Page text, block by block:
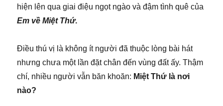
hiện lên qua giai điệu ngọt ngào và đậm tình quê của
Em về Miệt Thứ.
Điều thú vị là không ít người đã thuộc lòng bài hát
nhưng chưa một lần đặt chân đến vùng đất ấy. Thậm
chí, nhiều người vẫn băn khoăn: Miệt Thứ là nơi
nào?